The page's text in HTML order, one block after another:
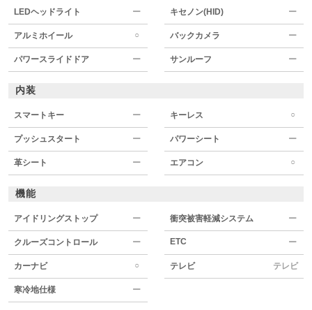
LEDヘッドライト ー キセノン(HID) ー
アルミホイール ○ バックカメラ ー
パワースライドドア ー サンルーフ ー
内装
スマートキー ー キーレス ○
プッシュスタート ー パワーシート ー
革シート ー エアコン ○
機能
アイドリングストップ ー 衝突被害軽減システム ー
クルーズコントロール ー ETC ー
カーナビ ○ テレビ テレビ
寒冷地仕様 ー